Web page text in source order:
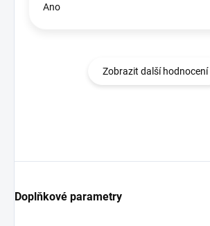
Ano
Zobrazit další hodnocení
Doplňkové parametry